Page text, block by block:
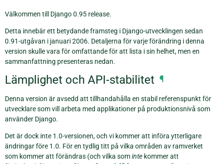
Välkommen till Django 0.95 release.
Detta innebär ett betydande framsteg i Django-utvecklingen sedan
0.91-utgåvan i januari 2006. Detaljerna för varje förändring i denna
version skulle vara för omfattande för att lista i sin helhet, men en
sammanfattning presenteras nedan.
Lämplighet och API-stabilitet ¶
Denna version är avsedd att tillhandahålla en stabil referenspunkt för
utvecklare som vill arbeta med applikationer på produktionsnivå som
använder Django.
Det är dock inte 1.0-versionen, och vi kommer att införa ytterligare
ändringar före 1.0. För en tydlig titt på vilka områden av ramverket
som kommer att förändras (och vilka sominte kommer att